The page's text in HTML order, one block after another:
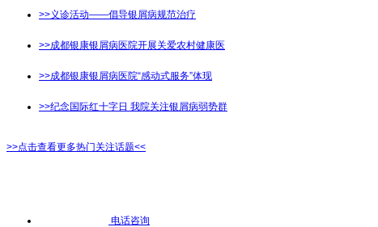
>>义诊活动——倡导银屑病规范治疗
>>成都银康银屑病医院开展关爱农村健康医
>>成都银康银屑病医院“感动式服务”体现
>>纪念国际红十字日 我院关注银屑病弱势群
>>点击查看更多热门关注话题<<
电话咨询